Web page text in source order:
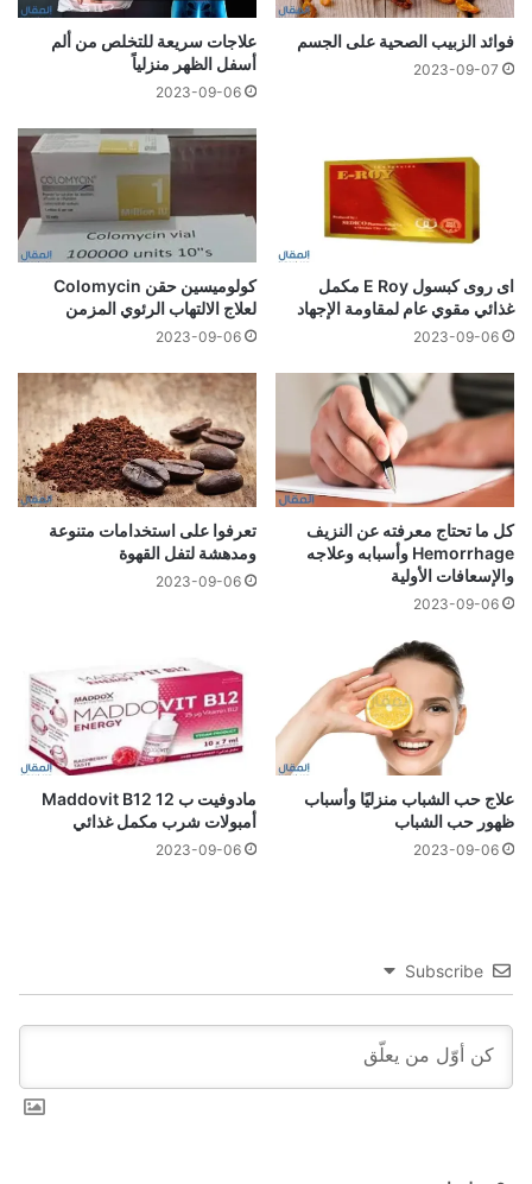
فوائد الزبيب الصحية على الجسم
2023-09-07
علاجات سريعة للتخلص من ألم
أسفل الظهر منزلياً
2023-09-06
اى روى كبسول E Roy مكمل
غذائي مقوي عام لمقاومة الإجهاد
2023-09-06
كولوميسين حقن Colomycin
لعلاج الالتهاب الرئوي المزمن
2023-09-06
كل ما تحتاج معرفته عن النزيف
Hemorrhage وأسبابه وعلاجه
والإسعافات الأولية
2023-09-06
تعرفوا على استخدامات متنوعة
ومدهشة لتفل القهوة
2023-09-06
علاج حب الشباب منزليًا وأسباب
ظهور حب الشباب
2023-09-06
مادوفيت ب 12 Maddovit B12
أمبولات شرب مكمل غذائي
2023-09-06
Subscribe